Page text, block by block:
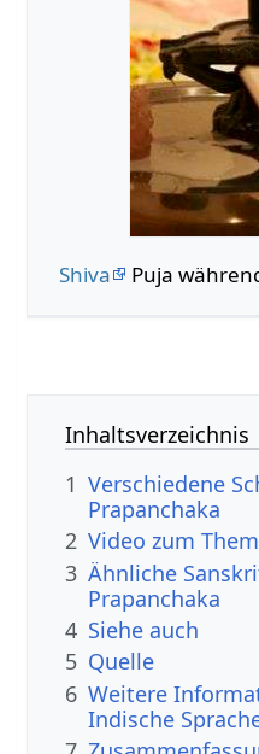
Shiva Puja
Inhaltsverzeichnis
1 Verschiedene
Prapanchaka
2 Video zum
3 Ähnliche
Prapanchaka
4 Siehe auch
5 Quelle
6 Weitere
Indische